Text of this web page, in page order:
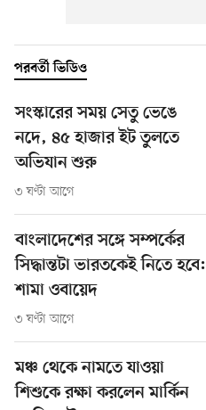
পরবর্তী ভিডিও
সংস্কারের সময় সেতু ভেঙে
নদে, ৪৫ হাজার ইট তুলতে
অভিযান শুরু
৩ ঘণ্টা আগে
বাংলাদেশের সঙ্গে সম্পর্কের
সিদ্ধান্তটা ভারতকেই নিতে হবে:
শামা ওবায়েদ
৩ ঘণ্টা আগে
মঞ্চ থেকে নামতে যাওয়া
শিশুকে রক্ষা করলেন মার্কিন